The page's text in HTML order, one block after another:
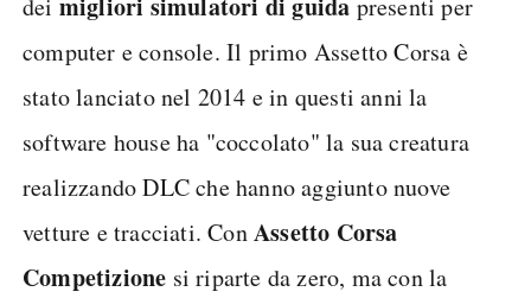
dei
presenti per
computer e console. Il primo Assetto Corsa è
stato lanciato nel 2014 e in questi anni la
software house ha "coccolato" la sua creatura
realizzando DLC che hanno aggiunto nuove
vetture e tracciati. ConAssetto Corsa
Competizione si riparte da zero, ma con la